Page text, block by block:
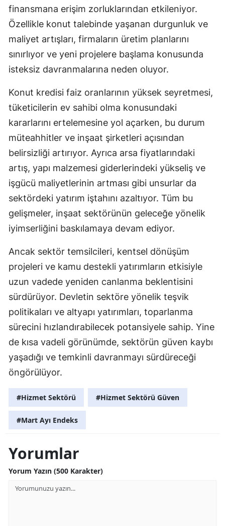
Şırnak
Bartın
Ardahan
Iğdır
Yalova
Karabük
Osmaniye
Düzce
finansmana erişim zorluklarından etkileniyor.
Özellikle konut talebinde yaşanan durgunluk ve
maliyet artışları, firmaların üretim planlarını
sınırlıyor ve yeni projelere başlama konusunda
isteksiz davranmalarına neden oluyor.
Konut kredisi faiz oranlarının yüksek seyretmesi,
tüketicilerin ev sahibi olma konusundaki
kararlarını ertelemesine yol açarken, bu durum
müteahhitler ve inşaat şirketleri açısından
belirsizliği artırıyor. Ayrıca arsa fiyatlarındaki
artış, yapı malzemesi giderlerindeki yükseliş ve
işgücü maliyetlerinin artması gibi unsurlar da
sektördeki yatırım iştahını azaltıyor. Tüm bu
gelişmeler, inşaat sektörünün geleceğe yönelik
iyimserliğini baskılamaya devam ediyor.
Ancak sektör temsilcileri, kentsel dönüşüm
projeleri ve kamu destekli yatırımların etkisiyle
uzun vadede yeniden canlanma beklentisini
sürdürüyor. Devletin sektöre yönelik teşvik
politikaları ve altyapı yatırımları, toparlanma
sürecini hızlandırabilecek potansiyele sahip. Yine
de kısa vadeli görünümde, sektörün güven kaybı
yaşadığı ve temkinli davranmayı sürdüreceği
öngörülüyor.
#Hizmet Sektörü #Hizmet Sektörü Güven
#Mart Ayı Endeks
Yorumlar
Yorum Yazın (500 Karakter)